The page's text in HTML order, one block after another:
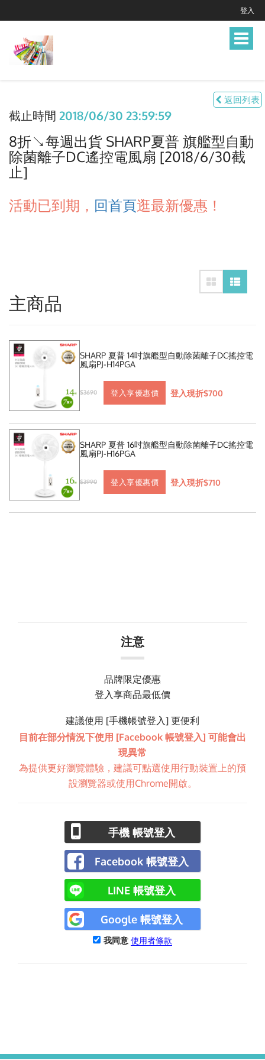
登入
Toggle
返回列表
截止時間 2018/06/30 23:59:59
8折↘每週出貨 SHARP夏普 旗艦型自動
除菌離子DC遙控電風扇 [2018/6/30截
止]
活動已到期， 回首頁逛最新優惠！
主商品
SHARP 夏普 14吋旗艦型自動除菌離子DC搖控電
風扇PJ-H14PGA
$3690 登入享優惠價 登入現折$700
SHARP 夏普 16吋旗艦型自動除菌離子DC搖控電
風扇PJ-H16PGA
$3990 登入享優惠價 登入現折$710
注意
品牌限定優惠
登入享商品最低價
建議使用 [手機帳號登入] 更便利
目前在部分情況下使用 [Facebook 帳號登入] 可能會出
現異常
為提供更好瀏覽體驗，建議可點選使用行動裝置上的預
設瀏覽器或使用Chrome開啟。
手機 帳號登入
Facebook 帳號登入
LINE 帳號登入
Google 帳號登入
我同意 使用者條款